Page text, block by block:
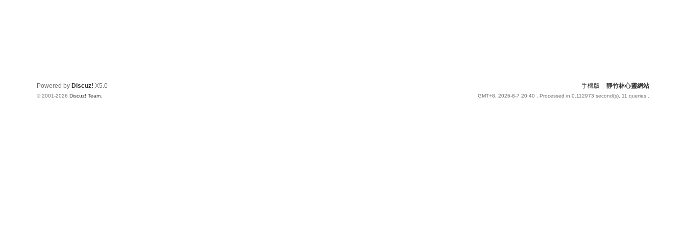
手機版 靜竹林心靈網站
GMT+8, 2026-8-7 20:40 , Processed in 0.112973 second(s), 11 queries .
Powered by Discuz! X5.0
© 2001-2026 Discuz! Team